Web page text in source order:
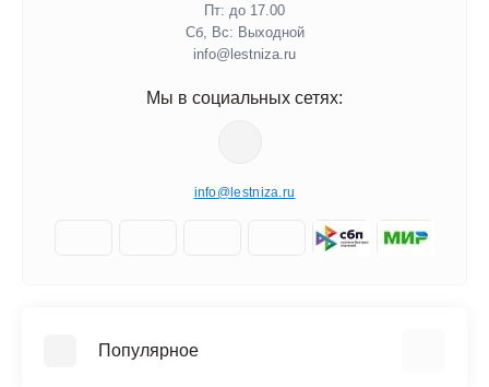
Пт: до 17.00
Сб, Вс: Выходной
info@lestniza.ru
Мы в социальных сетях:
info@lestniza.ru
Популярное